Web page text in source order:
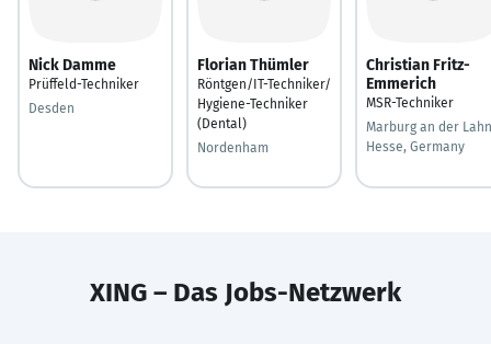
Nick Damme
Prüffeld-Techniker
Desden
Florian Thümler
Röntgen/IT-Techniker/
Hygiene-Techniker
(Dental)
Nordenham
Christian Fritz-
Emmerich
MSR-Techniker
Marburg an der
Hesse, Germany
XING – Das Jobs-Netzwerk